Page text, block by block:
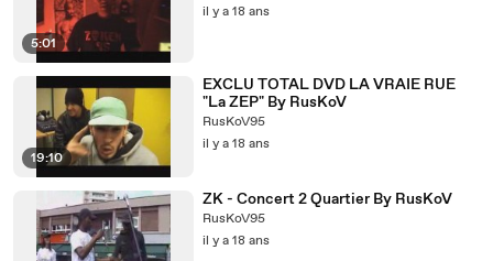
5:01
il y a 18 ans
19:10
EXCLU TOTAL DVD LA VRAIE RUE
"La ZEP" By RusKoV
RusKoV95
il y a 18 ans
ZK - Concert 2 Quartier By RusKoV
RusKoV95
il y a 18 ans